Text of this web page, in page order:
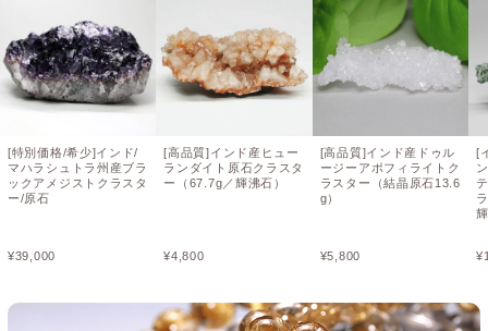
[特別価格/希少]インド/
マハラシュトラ州産ブラ
ックアメジストクラスタ
ー/原石
¥39,000
[高品質]インド産ヒュー
ランダイト原石クラスタ
ー（67.7g／輝沸石）
¥4,800
[高品質]インド産ドゥル
ージーアポフィライトク
ラスター（結晶原石13.6
g）
¥5,800
[
¥